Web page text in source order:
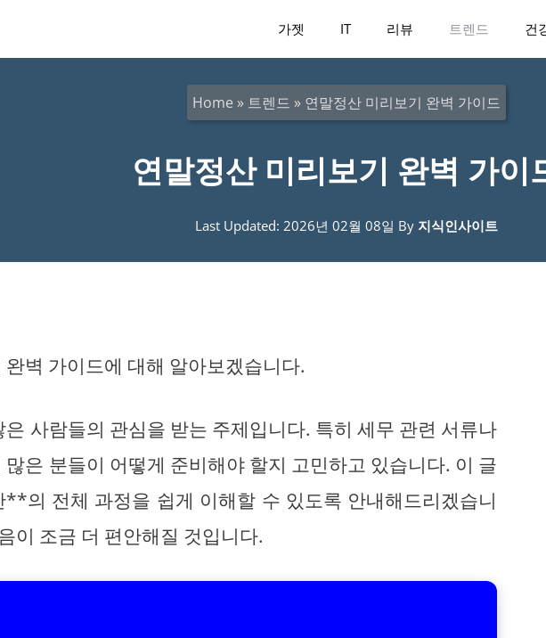
가젯 IT 리뷰 트렌드 건
Home » 트렌드 » 연말정산 미리보기 완벽 가이드
연말정산 미리보기 완벽 가이
Last Updated: 2026년 02월 08일 By 지식인사이트
벽 가이드에 대해 알아보겠습니다.
사람들의 관심을 받는 주제입니다. 특히 세무 관련 서류나
은 분들이 어떻게 준비해야 할지 고민하고 있습니다. 이 글
의 전체 과정을 쉽게 이해할 수 있도록 안내해드리겠습니
이 조금 더 편안해질 것입니다.